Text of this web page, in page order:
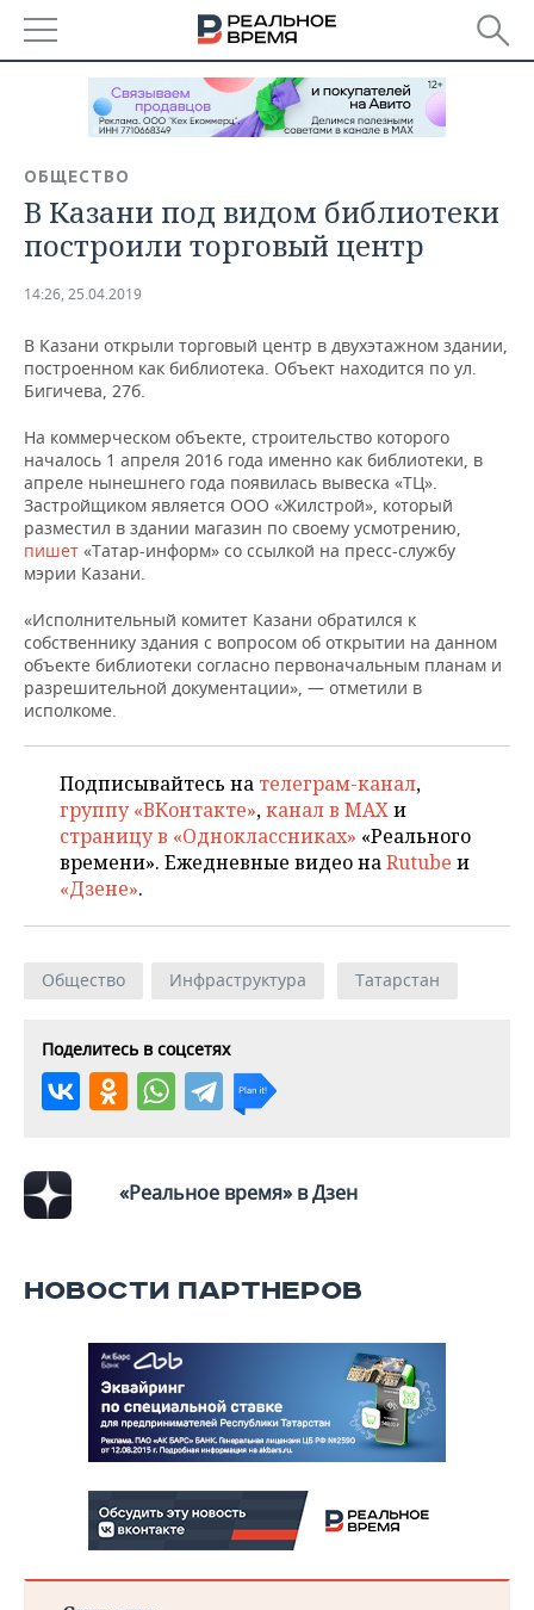
РЕГИОНЫ
БАШКОРТОСТАН
УДМУРТИЯ
НОВОСТИ
НОВОСТИ АНАЛИТИКИ
ДЕКЛАРАЦИИ О ДОХОДАХ
КОРОЛИ ГОСЗАКАЗА ПФО
КОМУ ПРИНАДЛЕЖАТ
ТОРГОВЫЕ ЦЕНТРЫ
ТАТАРСТАНА
ЭКОНОМИКА
НОВОСТИ ЭКОНОМИКИ
ФИНАНСЫ
БЮДЖЕТ
ИНВЕСТИЦИИ
ПРОМЫШЛЕННОСТЬ
НОВОСТИ
ПРОМЫШЛЕННОСТИ
АГРОПРОМ
МАШИНОСТРОЕНИЕ
НЕФТЕХИМИЯ
ОПК
ЭНЕРГЕТИКА
НЕДВИЖИМОСТЬ
НОВОСТИ АВТО
БИЗНЕС
НОВОСТИ БИЗНЕСА
РОЗНИЧНАЯ ТОРГОВЛЯ
ТРАНСПОРТ
УСЛУГИ
ТЕХНОЛОГИИ
НОВОСТИ ТЕХНОЛОГИЙ
IT
МЕДИА
ТЕЛЕКОММУНИКАЦИИ
МЕРОПРИЯТИЯ
НОВОСТИ МЕРОПРИЯТИЙ
ВЫЕЗДНАЯ РЕДАКЦИЯ
БИЗНЕС-БРАНЧИ
ONLINE-КОНФЕРЕНЦИИ
ОТКРЫТАЯ ЛЕКЦИЯ
СПОРТ
НОВОСТИ СПОРТА
ФУТБОЛ
ХОККЕЙ
БАСКЕТБОЛ
ВОЛЕЙБОЛ
ВОДНЫЕ ВИДЫ СПОРТА
ОБЩЕСТВО
НОВОСТИ ОБЩЕСТВА
ВЛАСТЬ
ИНФРАСТРУКТУРА
ИСТОРИЯ
ОБРАЗОВАНИЕ
ФОТОГАЛЕРЕЯ
СЮЖЕТЫ
СПРАВОЧНИК
СПИСОК ПЕРСОН
ОБЩЕСТВО
В Казани под видом библиотеки
построили торговый центр
14:26, 25.04.2019
В Казани открыли торговый центр в двухэтажном здании,
построенном как библиотека. Объект находится по ул.
Бигичева, 27б.
На коммерческом объекте, строительство которого
началось 1 апреля 2016 года именно как библиотеки, в
апреле нынешнего года появилась вывеска «ТЦ».
Застройщиком является ООО «Жилстрой», который
разместил в здании магазин по своему усмотрению,
пишет «Татар-информ» со ссылкой на пресс-службу
мэрии Казани.
«Исполнительный комитет Казани обратился к
собственнику здания с вопросом об открытии на данном
объекте библиотеки согласно первоначальным планам и
разрешительной документации», — отметили в
исполкоме.
Подписывайтесь на телеграм-канал,
группу «ВКонтакте»,канал в MAXи
страницу в «Одноклассниках» «Реального
времени». Ежедневные видео наRutube и
«Дзене».
Общество Инфраструктура Татарстан
Поделитесь в соцсетях
«Реальное время» в Дзен
НОВОСТИ ПАРТНЕРОВ